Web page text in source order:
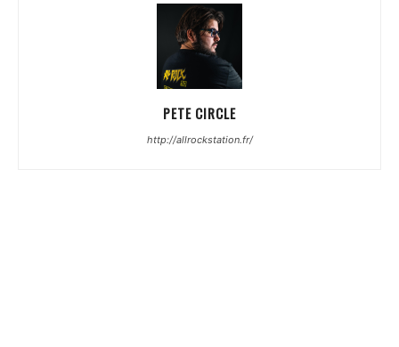
PETE CIRCLE
http://allrockstation.fr/